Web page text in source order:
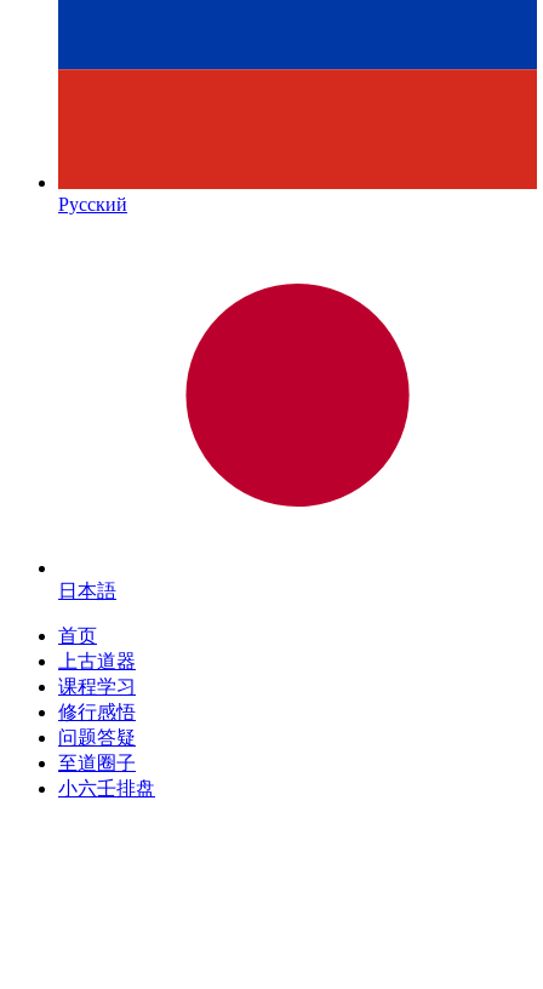
Русский
日本語
首页
上古道器
课程学习
修行感悟
问题答疑
至道圈子
小六壬排盘